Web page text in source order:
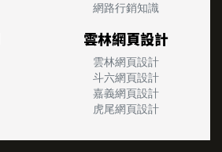
網路行銷知識
雲林網頁設計
雲林網頁設計
斗六網頁設計
嘉義網頁設計
虎尾網頁設計